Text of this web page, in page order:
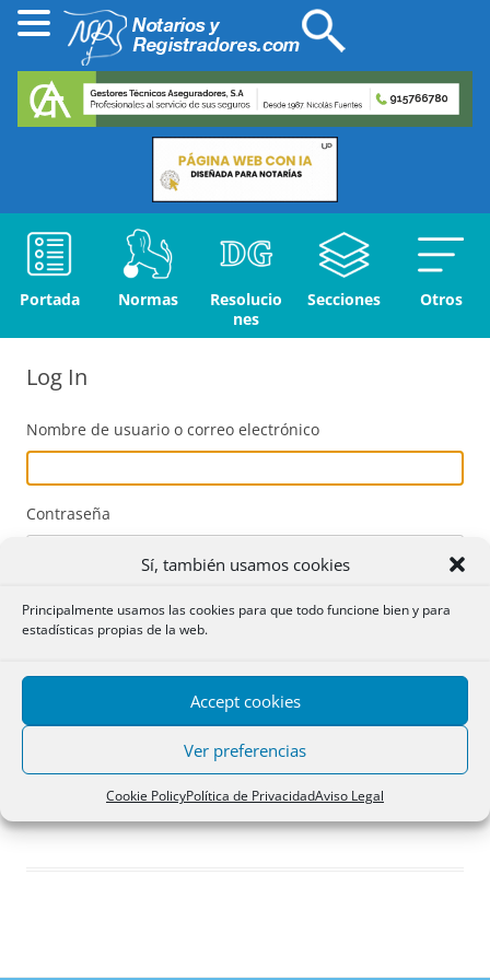
Sí, también usamos cookies
Principalmente usamos las cookies para que todo funcione bien y para
estadísticas propias de la web.
Accept cookies
Ver preferencias
Cookie PolicyPolítica de PrivacidadAviso Legal
Portada Normas
Resolucio
nes
Secciones Otros
Log In
Nombre de usuario o correo electrónico
Contraseña
Acceder
Registro
¿Has olvidado tu contraseña?